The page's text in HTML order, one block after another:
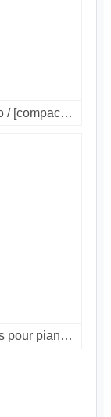
4 Scherzo / [compact disc].
Concertos pour piano no. 1 & 2 = Piano concertos nos. 1 & 2 = Klavierkonzerte Nr. 1 & 2 / [compact disc]